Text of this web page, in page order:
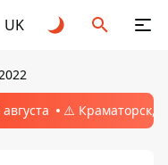
UK
⚠️ Краматорск,